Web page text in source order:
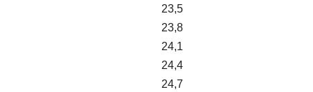
23,5
23,8
24,1
24,4
24,7